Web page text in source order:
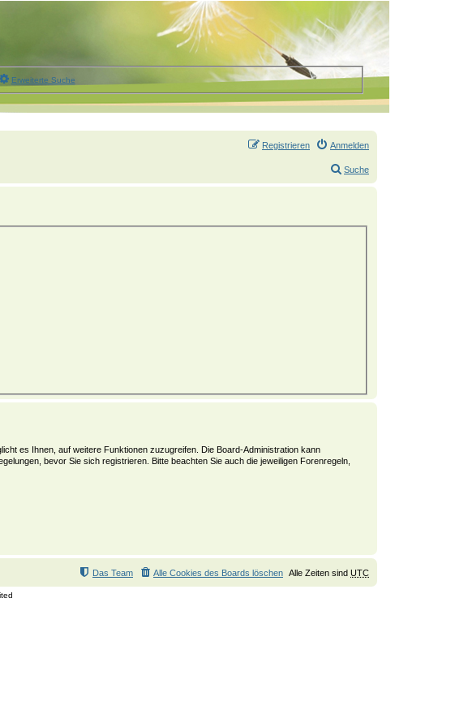
Erweiterte Suche
Anmelden
Registrieren
Suche
es Ihnen, auf weitere Funktionen zuzugreifen. Die Board-Administration kann
bevor Sie sich registrieren. Bitte beachten Sie auch die jeweiligen Forenregeln,
Alle Zeiten sind UTC
Alle Cookies des Boards löschen
Das Team